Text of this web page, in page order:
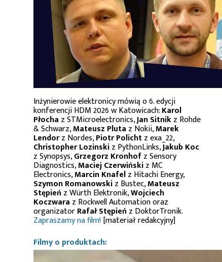
Inżynierowie elektronicy mówią o 6. edycji
konferencji HDM 2026 w Katowicach:Karol
Płocha z STMicroelectronics,Jan Sitnikz Rohde
& Schwarz,Mateusz Pluta z Nokii,Marek
Lendorz Nordes,Piotr Polichtz exa_22,
Christopher Lozinskiz PythonLinks,Jakub Koc
z Synopsys,Grzegorz Kronhofz Sensory
Diagnostics,Maciej Czerwińskiz MC
Electronics,Marcin Knafelz Hitachi Energy,
Szymon Romanowskiz Bustec,Mateusz
Stępień z Würth Elektronik,Wojciech
Koczwara z Rockwell Automation oraz
organizatorRafał Stępień z DoktorTronik.
Zapraszamy na film![materiał redakcyjny]
Filmy o produktach: